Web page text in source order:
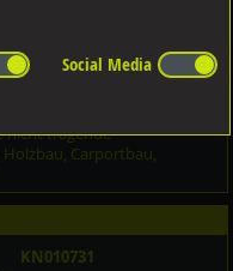
nicht tragende
Carportbau,
KN010731
Social Media